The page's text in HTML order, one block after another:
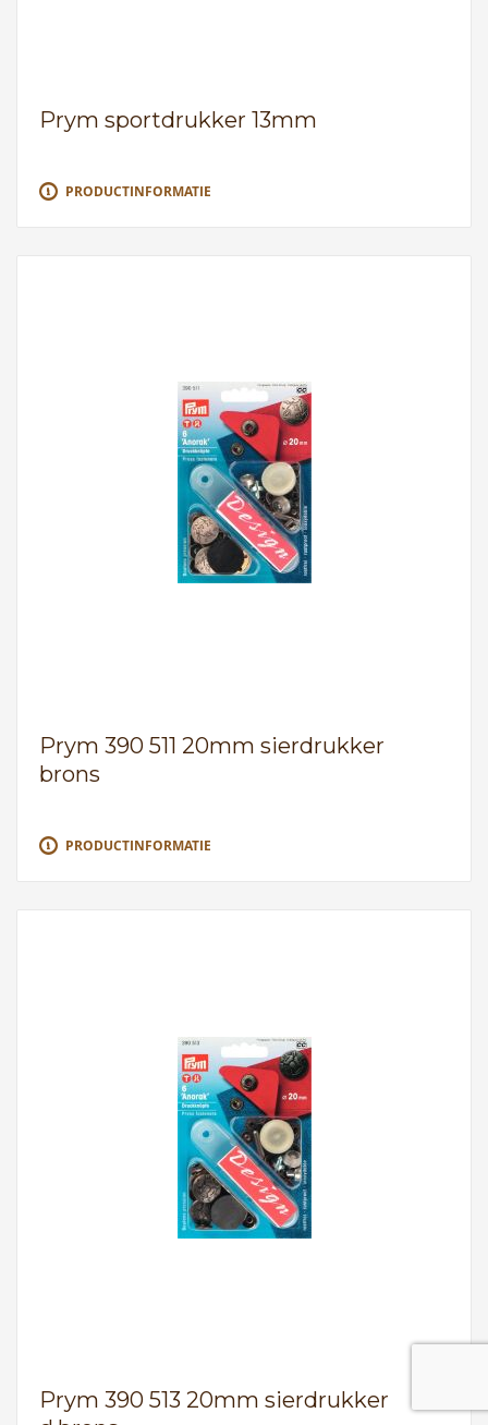
Prym sportdrukker 13mm
PRODUCTINFORMATIE
Prym 390 511 20mm sierdrukker
brons
PRODUCTINFORMATIE
Prym 390 513 20mm sierdrukker